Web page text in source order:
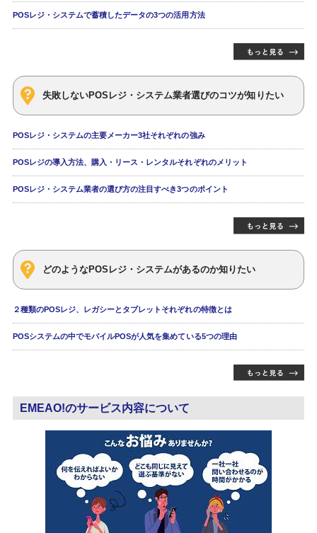
POSレジ・システムで蓄積したデータの3つの活用方法
失敗しないPOSレジ・システム業者選びのコツが知りたい
POSレジ・システムの主要メーカー3社それぞれの強み
POSレジの導入方法、購入・リース・レンタルそれぞれのメリット
POSレジ・システム業者の選び方の注目すべき3つのポイント
どのようなPOSレジ・システムがあるのか知りたい
２種類のPOSレジ、レガシーとタブレットそれぞれの特徴とは
POSシステムの中でモバイルPOSが人気を集めている5つの理由
EMEAO!のサービス内容について